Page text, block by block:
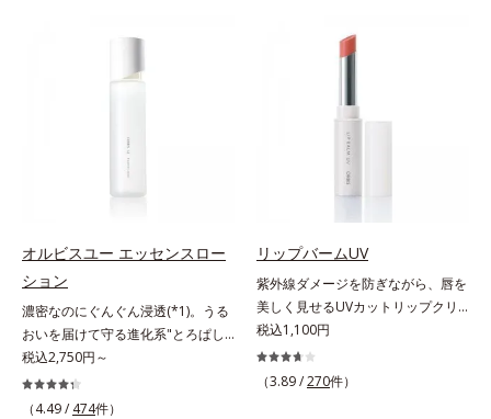
すい肌にうるおいを届けながら、光
ーします。【ラスティング効果】皮
主成分を選択的に吸収し、うるおい
はしっかり残すことでカバー力を保
層の範囲内*3 スキンプロテクト※
防ぐ複合成分 ※ ビルベリー葉エ
キス、タベブイアインペチギノサ樹
皮エキス*4 グリセリルグルコシド
（保湿成分）、（ジメチコン／ビニ
ルジメチコン）クロスポリマー、ジ
メチコン（カバー成分）*5 アクリ
レーツコポリマー
す。*1 メラニンの生成を抑え、シ
ミ・ソバカスを防ぐ*2 肌にハリを
ケアとして*4 ナイアシンアミド
放出されます。またすこやかな美し
ラミドをプラス。さらにストレス社
すこやかな毎日を応援します。
シリーズです。地肌と髪をすこやか
に保つ「3Dプロテクト成分(*2)」
ンドボタニカルエキス(*2)」を配
美髪へ導きます。翌朝の手ぐしで納
得できる、褒められ髪をご体感くだ
さい。*1 年齢に応じたお手入れの
こと *2 保湿成分
オルビスユー エッセンスロー
ション
濃密なのにぐんぐん浸透(*1)。うる
おいを届けて守る進化系"とろぱし
ゃ"ローション。7000種を超える成
分から厳選し、「うるおいの質
(*1)」に着目した初期エイジングケ
税込2,750円～
（4.49 / 474件）
リップバームUV
紫外線ダメージを防ぎながら、唇を
美しく見せるUVカットリップクリ
ーム。UV対策を忘れがちな唇に。
紫外線をカットしながら、顔色をパ
ッと明るく見せるUVカットリップ
税込1,100円
（3.89 /270件）